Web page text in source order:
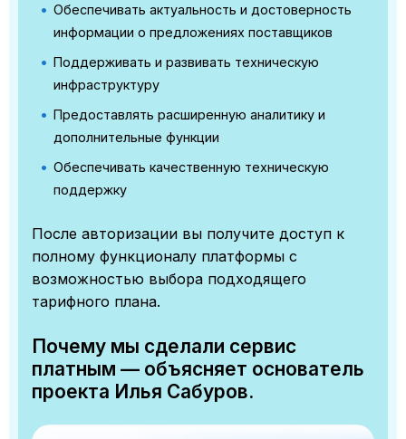
Обеспечивать актуальность и достоверность
информации о предложениях поставщиков
Поддерживать и развивать техническую
инфраструктуру
Предоставлять расширенную аналитику и
дополнительные функции
Обеспечивать качественную техническую
поддержку
После авторизации вы получите доступ к
полному функционалу платформы с
возможностью выбора подходящего
тарифного плана.
Почему мы сделали сервис
платным — объясняет основатель
проекта Илья Сабуров.